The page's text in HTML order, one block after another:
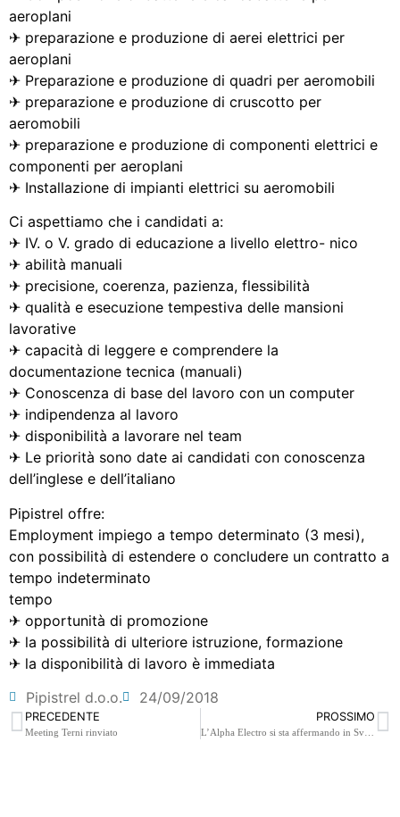
aeroplani
✈ preparazione e produzione di aerei elettrici per
aeroplani
✈ Preparazione e produzione di quadri per aeromobili
✈ preparazione e produzione di cruscotto per
aeromobili
✈ preparazione e produzione di componenti elettrici e
componenti per aeroplani
✈ Installazione di impianti elettrici su aeromobili
Ci aspettiamo che i candidati a:
✈ IV. o V. grado di educazione a livello elettro- nico
✈ abilità manuali
✈ precisione, coerenza, pazienza, flessibilità
✈ qualità e esecuzione tempestiva delle mansioni
lavorative
✈ capacità di leggere e comprendere la
documentazione tecnica (manuali)
✈ Conoscenza di base del lavoro con un computer
✈ indipendenza al lavoro
✈ disponibilità a lavorare nel team
✈ Le priorità sono date ai candidati con conoscenza
dell’inglese e dell’italiano
Pipistrel offre:
Employment impiego a tempo determinato (3 mesi),
con possibilità di estendere o concludere un contratto a
tempo indeterminato
tempo
✈ opportunità di promozione
✈ la possibilità di ulteriore istruzione, formazione
✈ la disponibilità di lavoro è immediata
Pipistrel d.o.o.
24/09/2018
PRECEDENTE
Meeting Terni rinviato
PROSSIMO
L’Alpha Electro si sta affermando in Svizzera